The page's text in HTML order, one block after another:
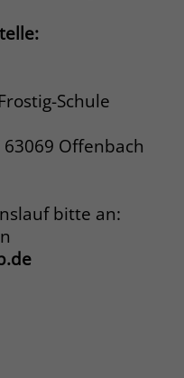
Schule
Offenbach
bitte an: